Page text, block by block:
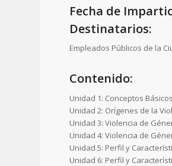
Fecha de
Destinatarios:
Empleados Públicos de la
Contenido:
Unidad 1: Conceptos
Unidad 2: Orígenes de la
Unidad 3: Violencia de
Unidad 4: Violencia de
Unidad 5: Perfil y
Unidad 6: Perfil y